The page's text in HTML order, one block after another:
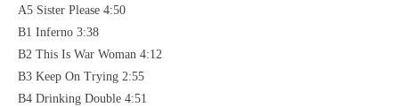
A5 Sister Please 4:50
B1 Inferno 3:38
B2 This Is War Woman 4:12
B3 Keep On Trying 2:55
B4 Drinking Double 4:51